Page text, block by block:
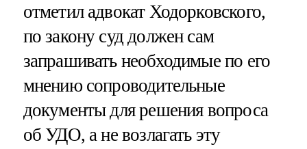
отметил адвокат Ходорковского,
по закону суд должен сам
запрашивать необходимые по его
мнению сопроводительные
документы для решения вопроса
об УДО, а не возлагать эту